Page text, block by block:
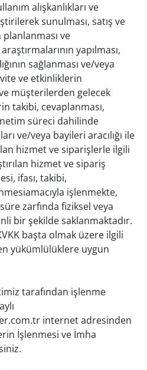
alışkanlıkları ve
sunulması, satış ve
ve
yapılması,
sağlanması ve/veya
ve etkinliklerin
müşterilerden gelecek
takibi, cevaplanması,
süreci dahilinde
ve/veya bayileri aracılığı ile
hizmet ve siparişlerle ilgili
hizmet ve sipariş
ifası, takibi,
işlenmekte,
zarfında fiziksel veya
bir şekilde saklanmaktadır.
başta olmak üzere ilgili
yükümlülüklere uygun
tarafından işlenme
internet adresinden
İşlenmesi ve İmha